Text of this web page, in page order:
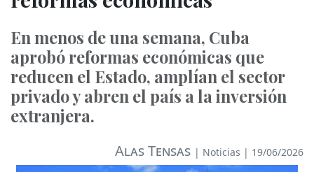
En menos de una semana, Cuba
aprobó reformas económicas que
reducen el Estado, amplían el sector
privado y abren el país a la inversión
extranjera.
Alas Tensas | Noticias | 19/06/2026